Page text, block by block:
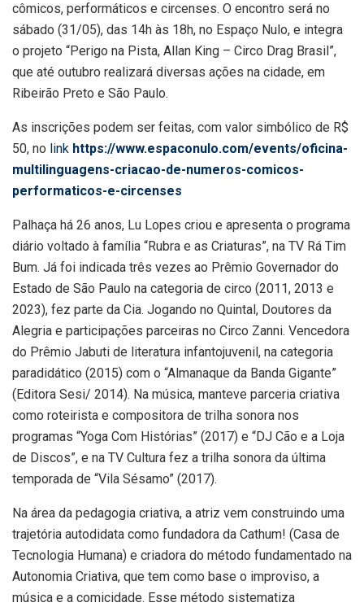
cômicos, performáticos e circenses. O encontro será no
sábado (31/05), das 14h às 18h, no Espaço Nulo, e integra
o projeto “Perigo na Pista, Allan King – Circo Drag Brasil”,
que até outubro realizará diversas ações na cidade, em
Ribeirão Preto e São Paulo.
As inscrições podem ser feitas, com valor simbólico de R$
50, no link https://www.espaconulo.com/events/oficina-
multilinguagens-criacao-de-numeros-comicos-
performaticos-e-circenses
Palhaça há 26 anos, Lu Lopes criou e apresenta o programa
diário voltado à família “Rubra e as Criaturas”, na TV Rá Tim
Bum. Já foi indicada três vezes ao Prêmio Governador do
Estado de São Paulo na categoria de circo (2011, 2013 e
2023), fez parte da Cia. Jogando no Quintal, Doutores da
Alegria e participações parceiras no Circo Zanni. Vencedora
do Prêmio Jabuti de literatura infantojuvenil, na categoria
paradidático (2015) com o “Almanaque da Banda Gigante”
(Editora Sesi/ 2014). Na música, manteve parceria criativa
como roteirista e compositora de trilha sonora nos
programas “Yoga Com Histórias” (2017) e “DJ Cão e a Loja
de Discos”, e na TV Cultura fez a trilha sonora da última
temporada de “Vila Sésamo” (2017).
Na área da pedagogia criativa, a atriz vem construindo uma
trajetória autodidata como fundadora da Cathum! (Casa de
Tecnologia Humana) e criadora do método fundamentado na
Autonomia Criativa, que tem como base o improviso, a
música e a comicidade. Esse método sistematiza